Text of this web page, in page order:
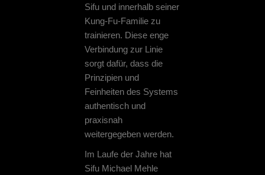
Sifu und innerhalb seiner
Kung-Fu-Familie zu
trainieren. Diese enge
Verbindung zur Linie
sorgt dafür, dass die
Prinzipien und
Feinheiten des Systems
authentisch und
praxisnah
weitergegeben werden.
Im Laufe der Jahre hat
Sifu Michael Mehle